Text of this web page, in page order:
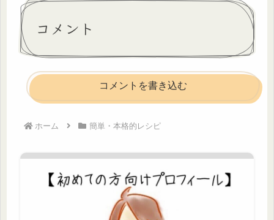
コメント
コメントを書き込む
ホーム 簡単・本格的レシピ